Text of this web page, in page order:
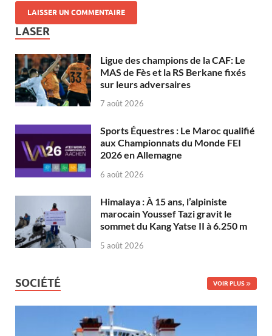
LASER
Ligue des champions de la CAF: Le
MAS de Fès et la RS Berkane fixés
sur leurs adversaires
7 août 2026
Sports Équestres : Le Maroc qualifié
aux Championnats du Monde FEI
2026 en Allemagne
6 août 2026
Himalaya : À 15 ans, l’alpiniste
marocain Youssef Tazi gravit le
sommet du Kang Yatse II à 6.250 m
5 août 2026
SOCIÉTÉ VOIR PLUS